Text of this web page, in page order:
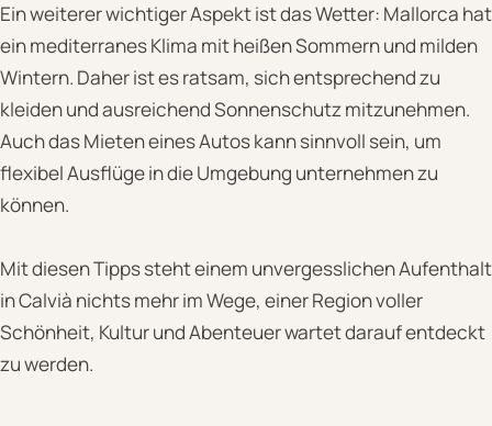
Ein weiterer wichtiger Aspekt ist das Wetter: Mallorca hat
ein mediterranes Klima mit heißen Sommern und milden
Wintern. Daher ist es ratsam, sich entsprechend zu
kleiden und ausreichend Sonnenschutz mitzunehmen.
Auch das Mieten eines Autos kann sinnvoll sein, um
flexibel Ausflüge in die Umgebung unternehmen zu
können.
Mit diesen Tipps steht einem unvergesslichen Aufenthalt
in Calvià nichts mehr im Wege, einer Region voller
Schönheit, Kultur und Abenteuer wartet darauf entdeckt
zu werden.